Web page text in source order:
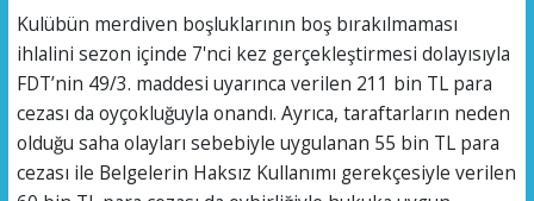
Kulübün merdiven boşluklarının boş bırakılmaması
ihlalini sezon içinde 7'nci kez gerçekleştirmesi dolayısıyla
FDT’nin 49/3. maddesi uyarınca verilen 211 bin TL para
cezası da oyçokluğuyla onandı. Ayrıca, taraftarların neden
olduğu saha olayları sebebiyle uygulanan 55 bin TL para
cezası ile Belgelerin Haksız Kullanımı gerekçesiyle verilen